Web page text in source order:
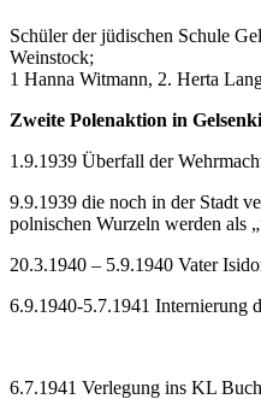
Schüler der jüdischen Schule
Weinstock;
1 Hanna Witmann, 2. Herta
Zweite Polenaktion in
1.9.1939 Überfall der
9.9.1939 die noch in der Stadt
polnischen Wurzeln werden als
20.3.1940 – 5.9.1940 Vater
6.9.1940-5.7.1941 Internierung
6.7.1941 Verlegung ins KL